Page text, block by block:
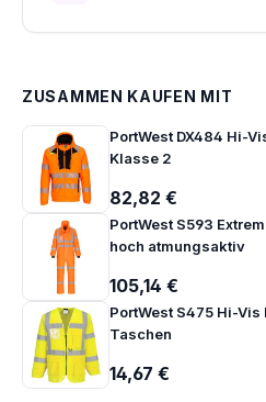
ZUSAMMEN KAUFEN MIT
PortWest DX484 Hi-
Klasse 2
82,82 €
PortWest S593
hoch atmungsaktiv
105,14 €
PortWest S475 Hi-
Taschen
14,67 €